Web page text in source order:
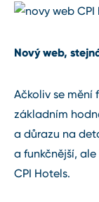
Nový web,
Ačkoliv se mění
základním
a důrazu na
a funkčnější,
CPI Hotels.